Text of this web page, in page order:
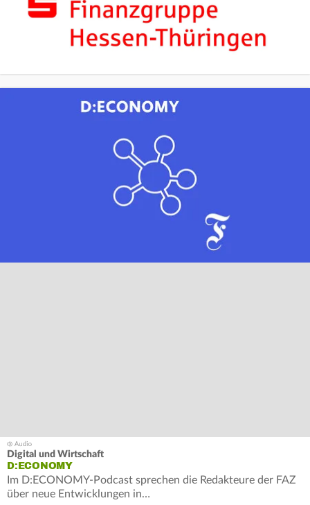
Digital und Wirtschaft
D:ECONOMY
Im D:ECONOMY-Podcast sprechen die Redakteure der FAZ
über neue Entwicklungen in…